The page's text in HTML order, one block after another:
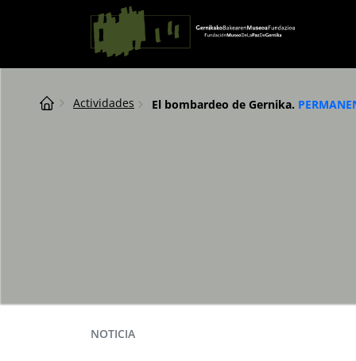
Saltar al contingut
Navegación principal
Breadcrumb
Actividades El bombardeo de Gernika.
NOTICIA